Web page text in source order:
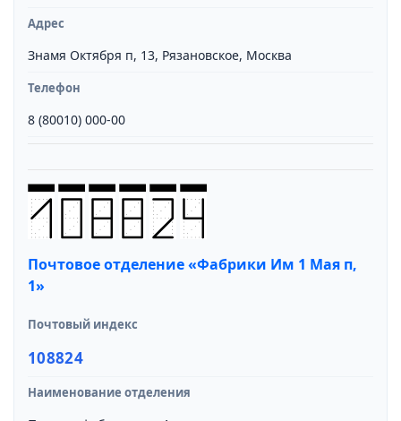
Адрес
Знамя Октября п, 13, Рязановское, Москва
Телефон
8 (80010) 000-00
Почтовое отделение «Фабрики Им 1 Мая п,
1»
Почтовый индекс
108824
Наименование отделения